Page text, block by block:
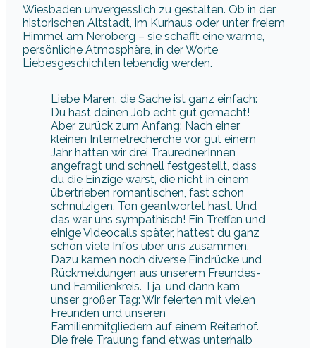
Wiesbaden unvergesslich zu gestalten. Ob in der
historischen Altstadt, im Kurhaus oder unter freiem
Himmel am Neroberg – sie schafft eine warme,
persönliche Atmosphäre, in der Worte
Liebesgeschichten lebendig werden.
Liebe Maren, die Sache ist ganz einfach:
Du hast deinen Job echt gut gemacht!
Aber zurück zum Anfang: Nach einer
kleinen Internetrecherche vor gut einem
Jahr hatten wir drei TraurednerInnen
angefragt und schnell festgestellt, dass
du die Einzige warst, die nicht in einem
übertrieben romantischen, fast schon
schnulzigen, Ton geantwortet hast. Und
das war uns sympathisch! Ein Treffen und
einige Videocalls später, hattest du ganz
schön viele Infos über uns zusammen.
Dazu kamen noch diverse Eindrücke und
Rückmeldungen aus unserem Freundes-
und Familienkreis. Tja, und dann kam
unser großer Tag: Wir feierten mit vielen
Freunden und unseren
Familienmitgliedern auf einem Reiterhof.
Die freie Trauung fand etwas unterhalb